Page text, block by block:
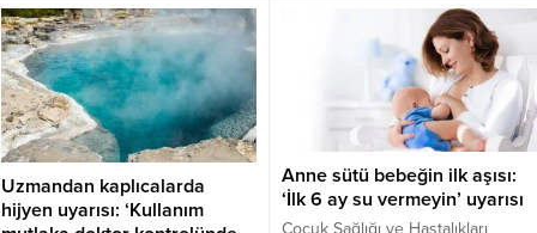
tarif, hem pratik hem de lezzetli
alternatifler sunuyor.
öne çıkardığını belirtiyor. Özellikle
mercimek, nohut ve fasulyenin
hem yüksek protein hem de lif
içeriğiyle uzun vadeli sağlık
açısından önemli avantajlar
sunduğu ifade ediliyor.
Uzmandan kaplıcalarda
hijyen uyarısı: ‘Kullanım
Anne sütü bebeğin ilk aşısı:
‘İlk 6 ay su vermeyin’ uyarısı